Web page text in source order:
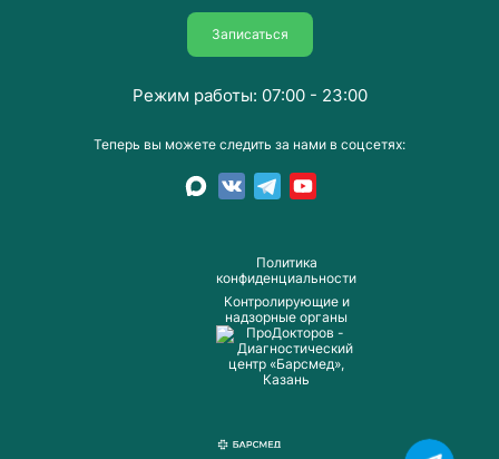
Пoлитика
конфиденциальности
Контролирующие и
надзорные органы
Записаться
Теперь вы можете следить за нами в соцсетях:
Режим работы: 07:00 - 23:00